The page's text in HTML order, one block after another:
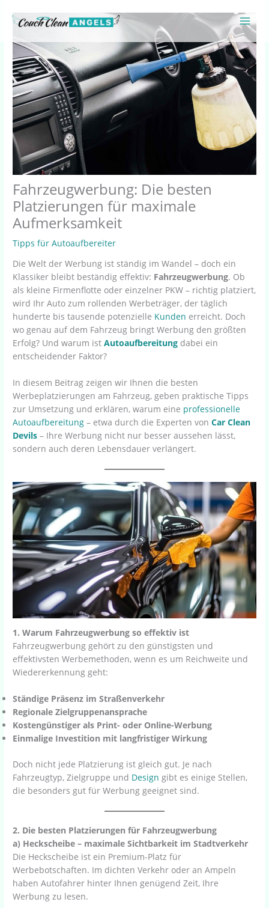
Inhalt
Fahrzeugwerbung: Die besten
Platzierungen für maximale
Aufmerksamkeit
Tipps für Autoaufbereiter
Die Welt der Werbung ist ständig im Wandel – doch ein
Klassiker bleibt beständig effektiv: Fahrzeugwerbung. Ob
als kleine Firmenflotte oder einzelner PKW – richtig platziert,
wird Ihr Auto zum rollenden Werbeträger, der täglich
hunderte bis tausende potenzielle Kunden erreicht. Doch
wo genau auf dem Fahrzeug bringt Werbung den größten
Erfolg? Und warum istAutoaufbereitung dabei ein
entscheidender Faktor?
In diesem Beitrag zeigen wir Ihnen die besten
Werbeplatzierungen am Fahrzeug, geben praktische Tipps
zur Umsetzung und erklären, warum eine professionelle
Autoaufbereitung – etwa durch die Experten vonCar Clean
Devils – Ihre Werbung nicht nur besser aussehen lässt,
sondern auch deren Lebensdauer verlängert.
1. Warum Fahrzeugwerbung so effektiv ist
Fahrzeugwerbung gehört zu den günstigsten und
effektivsten Werbemethoden, wenn es um Reichweite und
Wiedererkennung geht:
Ständige Präsenz im Straßenverkehr
Regionale Zielgruppenansprache
Kostengünstiger als Print- oder Online-Werbung
Einmalige Investition mit langfristiger Wirkung
Doch nicht jede Platzierung ist gleich gut. Je nach
Fahrzeugtyp, Zielgruppe und Design gibt es einige Stellen,
die besonders gut für Werbung geeignet sind.
2. Die besten Platzierungen für Fahrzeugwerbung
a) Heckscheibe – maximale Sichtbarkeit im Stadtverkehr
Die Heckscheibe ist ein Premium-Platz für
Werbebotschaften. Im dichten Verkehr oder an Ampeln
haben Autofahrer hinter Ihnen genügend Zeit, Ihre
Werbung zu lesen.